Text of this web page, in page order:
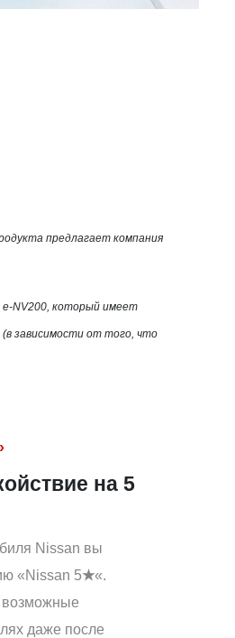
предлагает компания
e-NV200, который имеет
зависимости от того, что
на 5
Nissan вы
«Nissan 5★«.
возможные
даже после